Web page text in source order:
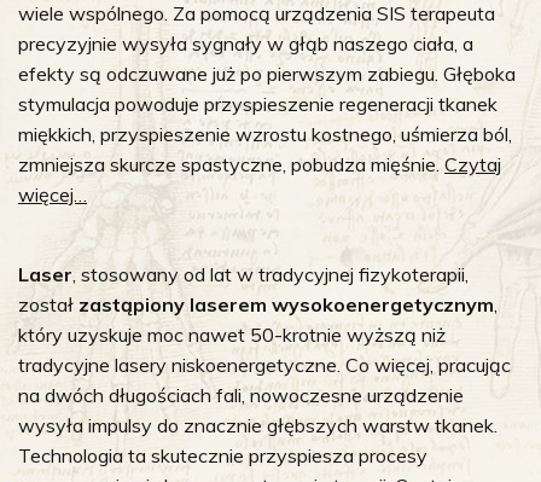
wiele wspólnego. Za pomocą urządzenia SIS terapeuta
precyzyjnie wysyła sygnały w głąb naszego ciała, a
efekty są odczuwane już po pierwszym zabiegu. Głęboka
stymulacja powoduje przyspieszenie regeneracji tkanek
miękkich, przyspieszenie wzrostu kostnego, uśmierza ból,
zmniejsza skurcze spastyczne, pobudza mięśnie. Czytaj
więcej…
Laser, stosowany od lat w tradycyjnej fizykoterapii,
został zastąpiony laserem wysokoenergetycznym,
który uzyskuje moc nawet 50-krotnie wyższą niż
tradycyjne lasery niskoenergetyczne. Co więcej, pracując
na dwóch długościach fali, nowoczesne urządzenie
wysyła impulsy do znacznie głębszych warstw tkanek.
Technologia ta skutecznie przyspiesza procesy